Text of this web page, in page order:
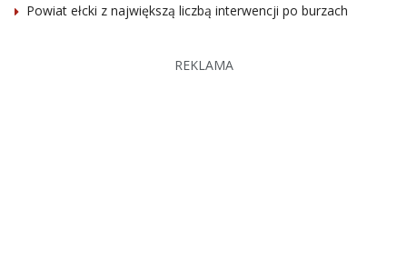
Powiat ełcki z największą liczbą interwencji po burzach
REKLAMA